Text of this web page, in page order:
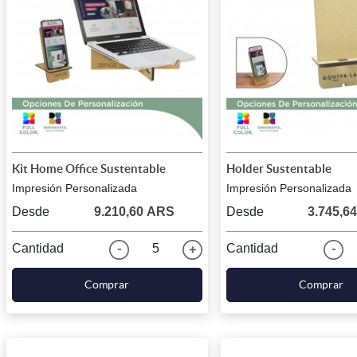
Kit Home Office Sustentable
Impresión Personalizada
Desde 9.210,60 ARS
Cantidad 5
Comprar
Holder Sustentable
Impresión Personalizada
Desde
Cantidad
Comprar